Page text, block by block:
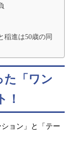
稲進は50歳の同
た「ワン
！
ョン」と「テー